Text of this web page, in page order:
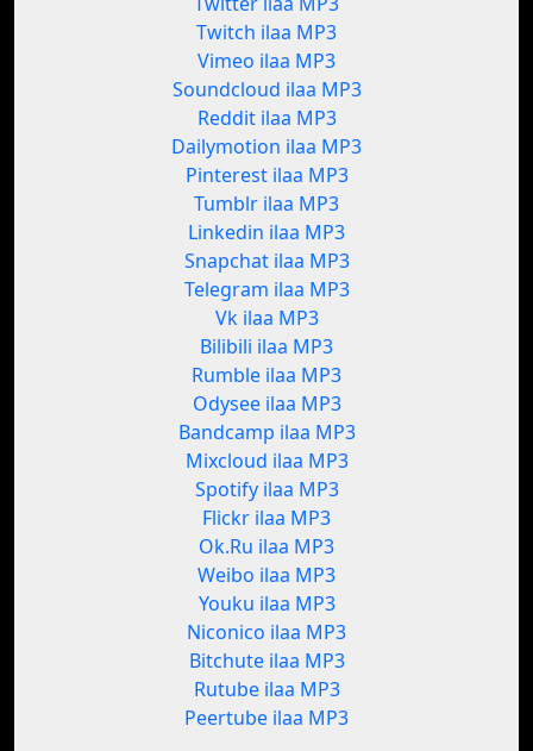
Twitch ilaa MP3
Vimeo ilaa MP3
Soundcloud ilaa MP3
Reddit ilaa MP3
Dailymotion ilaa MP3
Pinterest ilaa MP3
Tumblr ilaa MP3
Linkedin ilaa MP3
Snapchat ilaa MP3
Telegram ilaa MP3
Vk ilaa MP3
Bilibili ilaa MP3
Rumble ilaa MP3
Odysee ilaa MP3
Bandcamp ilaa MP3
Mixcloud ilaa MP3
Spotify ilaa MP3
Flickr ilaa MP3
Ok.Ru ilaa MP3
Weibo ilaa MP3
Youku ilaa MP3
Niconico ilaa MP3
Bitchute ilaa MP3
Rutube ilaa MP3
Peertube ilaa MP3